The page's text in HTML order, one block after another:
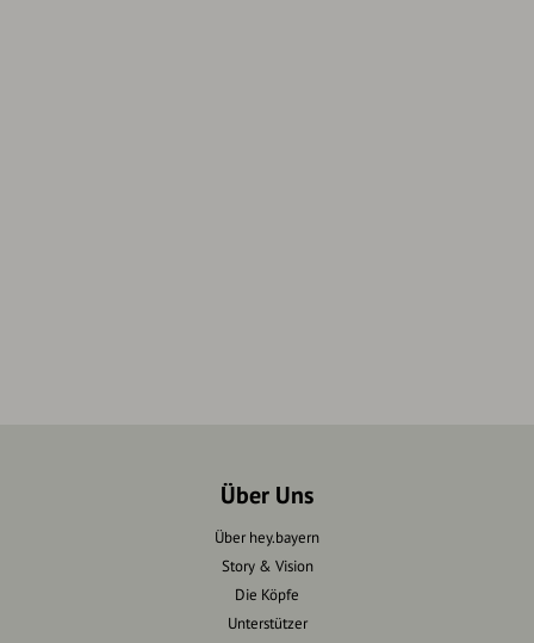
Über Uns
Über hey.bayern
Story & Vision
Die Köpfe
Unterstützer